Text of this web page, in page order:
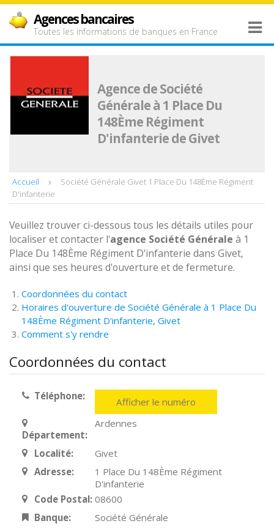
Agences bancaires
Toutes les informations de banques en France
Agence de Société
Générale à 1 Place Du
148Ème Régiment
D'infanterie de Givet
Accueil
Société Générale Givet 1 Place Du 148Ème Régiment
D'infanterie
Veuillez trouver ci-dessous tous les détails utiles pour
localiser et contacter l'agence Société Générale à 1
Place Du 148Ème Régiment D'infanterie dans Givet,
ainsi que ses heures d'ouverture et de fermeture.
Coordonnées du contact
Horaires d'ouverture de Société Générale à 1 Place Du
148Ème Régiment D'infanterie, Givet
Comment s'y rendre
Coordonnées du contact
Téléphone: Afficher le numéro
Département:
Ardennes
Localité:
Givet
Adresse:
1 Place Du 148Ème Régiment
D'infanterie
Code Postal: 08600
Banque:
Société Générale